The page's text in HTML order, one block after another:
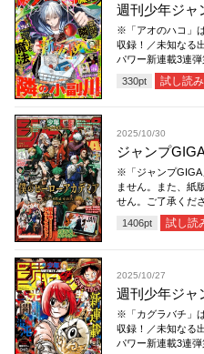
週刊少年ジャ
※「アオのハコ」
収録！／未知なる
パワー新連載3連弾
330pt 試し読
2025/10/30
ジャンプ
※「ジャンプGIGA
ません。また、紙
せん。ご了承くだ
1406pt 試し読
2025/10/27
週刊少年ジャ
※「カグラバチ」
収録！／未知なる
パワー新連載3連弾